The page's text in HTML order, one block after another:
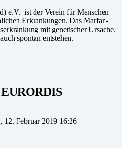
e.V. ist der Verein für Menschen
Erkrankungen. Das Marfan-
mit genetischer Ursache.
spontan entstehen.
12. Februar 2019 16:26